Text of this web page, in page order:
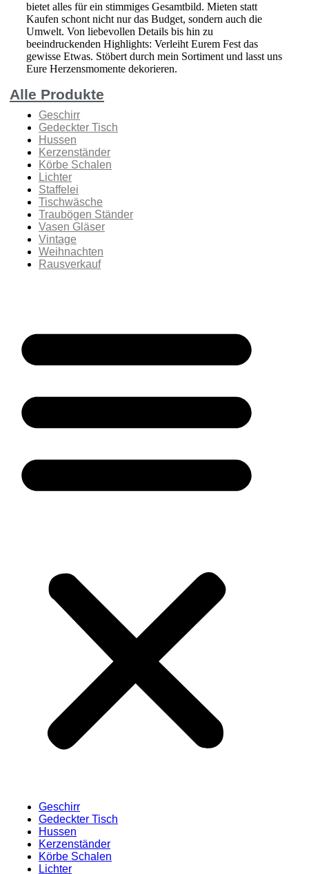
bietet alles für ein stimmiges Gesamtbild. Mieten statt
Kaufen schont nicht nur das Budget, sondern auch die
Umwelt. Von liebevollen Details bis hin zu
beeindruckenden Highlights: Verleiht Eurem Fest das
gewisse Etwas. Stöbert durch mein Sortiment und lasst uns
Eure Herzensmomente dekorieren.
Alle Produkte
Geschirr
Gedeckter Tisch
Hussen
Kerzenständer
Körbe Schalen
Lichter
Staffelei
Tischwäsche
Traubögen Ständer
Vasen Gläser
Vintage
Weihnachten
Rausverkauf
Geschirr
Gedeckter Tisch
Hussen
Kerzenständer
Körbe Schalen
Lichter